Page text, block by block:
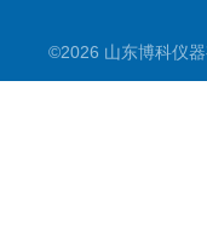
©2026 山东博科仪